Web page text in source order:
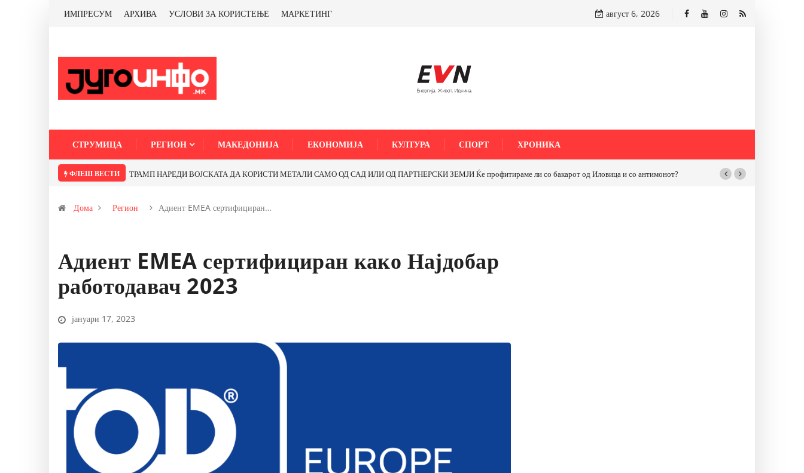
ИМПРЕСУМ АРХИВА УСЛОВИ ЗА КОРИСТЕЊЕ МАРКЕТИНГ август 6, 2026
СТРУМИЦА РЕГИОН МАКЕДОНИЈА ЕКОНОМИЈА КУЛТУРА СПОРТ ХРОНИКА
ФЛЕШ ВЕСТИ ТРАМП НАРЕДИ ВОЈСКАТА ДА КОРИСТИ МЕТАЛИ САМО ОД САД ИЛИ ОД ПАРТНЕРСКИ ЗЕМЈИ Ќе профитираме ли со бакарот од Иловица и со антимонот? Почнува реконструкцијата на
Дома Регион Адиент EMEA сертифициран…
Адиент EMEA сертифициран како Најдобар
работодавач 2023
јануари 17, 2023